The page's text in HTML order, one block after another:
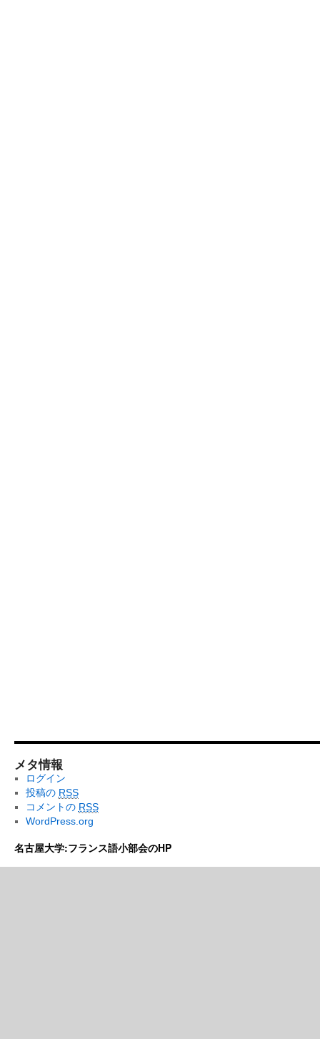
メタ情報
ログイン
投稿の RSS
コメントの RSS
WordPress.org
名古屋大学:フランス語小部会のHP